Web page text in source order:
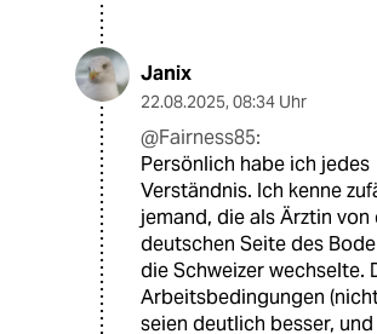
Janix
22.08.2025, 08:34 Uhr
@Fairness85:
Persönlich habe ich jedes
Verständnis. Ich kenne
jemand, die als Ärztin von
deutschen Seite des
die Schweizer wechselte.
Arbeitsbedingungen
seien deutlich besser,